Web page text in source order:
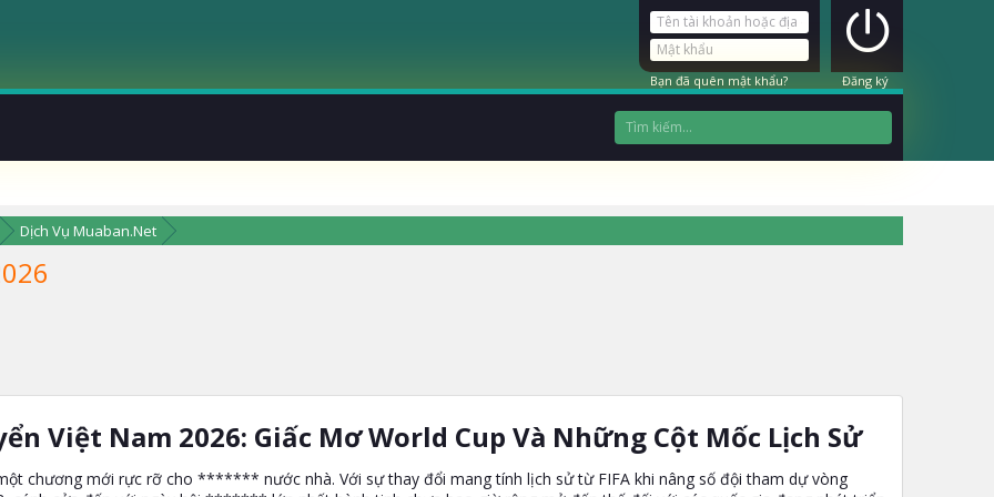
Bạn đã quên mật khẩu? Đăng ký
Dịch Vụ Muaban.Net
Việt Nam 2026: Giấc Mơ World Cup Và Những Cột Mốc Lịch Sử​
chương mới rực rỡ cho ******* nước nhà. Với sự thay đổi mang tính lịch sử từ FIFA khi nâng số đội tham dự vòng